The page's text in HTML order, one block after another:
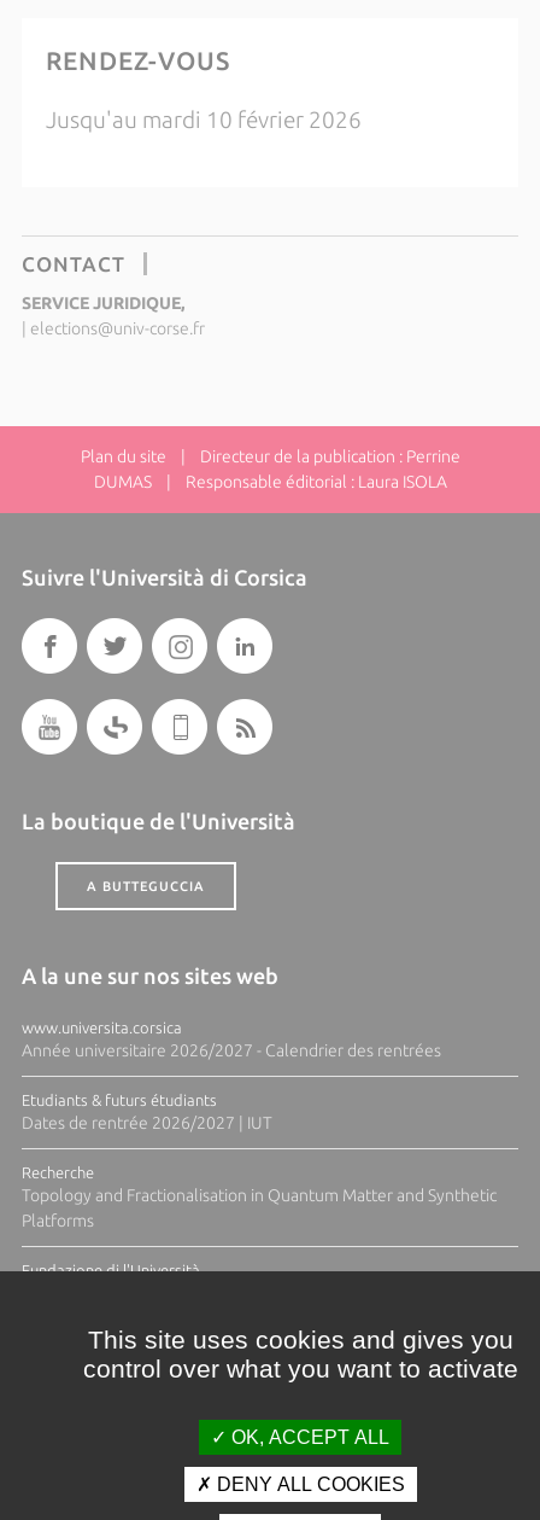
RENDEZ-VOUS
Jusqu'au mardi 10 février 2026
CONTACT
SERVICE JURIDIQUE,
| elections@univ-corse.fr
Plan du site | Directeur de la publication : Perrine
DUMAS | Responsable éditorial : Laura ISOLA
Suivre l'Università di Corsica
La boutique de l'Università
A BUTTEGUCCIA
A la une sur nos sites web
www.universita.corsica
Année universitaire 2026/2027 - Calendrier des rentrées
Etudiants & futurs étudiants
Dates de rentrée 2026/2027 | IUT
Recherche
Topology and Fractionalisation in Quantum Matter and Synthetic
Platforms
Fundazione di l'Università
Crédits et mentions légales
This site uses cookies and gives you
control over what you want to activate
OK, ACCEPT ALL
DENY ALL COOKIES